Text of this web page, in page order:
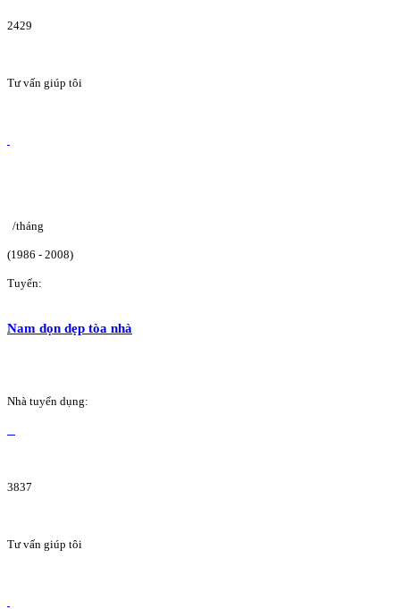
2429
Tư vấn giúp tôi
/tháng
(1986 - 2008)
Tuyển:
Nam dọn dẹp tòa nhà
Nhà tuyển dụng:
3837
Tư vấn giúp tôi